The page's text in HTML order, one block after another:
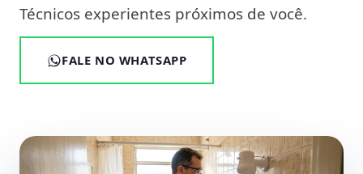
Técnicos experientes próximos de você.
FALE NO WHATSAPP